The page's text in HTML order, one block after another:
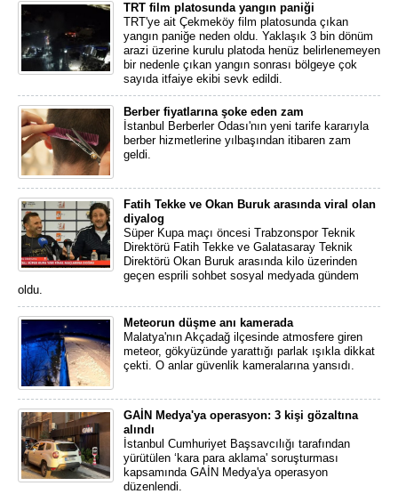
TRT film platosunda yangın paniği
TRT'ye ait Çekmeköy film platosunda çıkan
yangın paniğe neden oldu. Yaklaşık 3 bin dönüm
arazi üzerine kurulu platoda henüz belirlenemeyen
bir nedenle çıkan yangın sonrası bölgeye çok
sayıda itfaiye ekibi sevk edildi.
Berber fiyatlarına şoke eden zam
İstanbul Berberler Odası'nın yeni tarife kararıyla
berber hizmetlerine yılbaşından itibaren zam
geldi.
Fatih Tekke ve Okan Buruk arasında viral olan
diyalog
Süper Kupa maçı öncesi Trabzonspor Teknik
Direktörü Fatih Tekke ve Galatasaray Teknik
Direktörü Okan Buruk arasında kilo üzerinden
geçen esprili sohbet sosyal medyada gündem
oldu.
Meteorun düşme anı kamerada
Malatya'nın Akçadağ ilçesinde atmosfere giren
meteor, gökyüzünde yarattığı parlak ışıkla dikkat
çekti. O anlar güvenlik kameralarına yansıdı.
GAİN Medya'ya operasyon: 3 kişi gözaltına
alındı
İstanbul Cumhuriyet Başsavcılığı tarafından
yürütülen ‘kara para aklama' soruşturması
kapsamında GAİN Medya'ya operasyon
düzenlendi.